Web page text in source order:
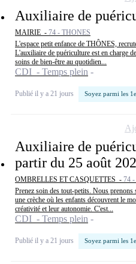
Auxiliaire de
MAIRIE - 74 - THONES
L'espace petit enfance de THÔNES,
L'auxiliaire de puériculture est en charge
soins de bien-être au quotidien...
CDI - Temps plein
Publié il y a 21 jours Soyez parmi les
Auxiliaire de
partir du 25 août
OMBRELLES ET CASQUETTES - 74
Prenez soin des tout-petits. Nous
une crèche où les enfants découvrent le
créativité et leur autonomie. C'est...
CDI - Temps plein
Publié il y a 21 jours Soyez parmi les